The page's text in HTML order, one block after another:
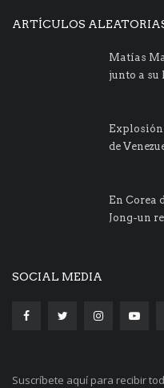
ARTÍCULOS
Matías
junto a su
Explosión
de
En Corea
Jong-un
SOCIAL MEDIA
Suscríbete aquí para recibir